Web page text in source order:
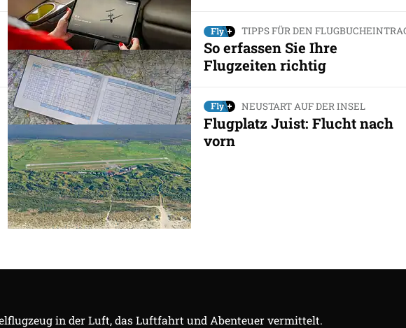
TIPPS FÜR DEN
So erfassen Sie Ihre
Flugzeiten richtig
NEUSTART AUF DER INSEL
Flugplatz Juist: Flucht nach
vorn
in der Luft, das Luftfahrt und Abenteuer vermittelt.